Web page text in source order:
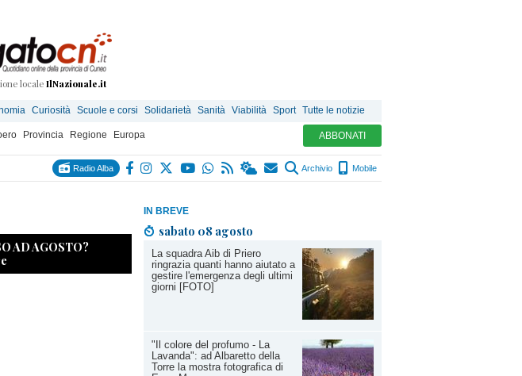
localeIlNazionale.it
Curiosità Scuole e corsi Solidarietà Sanità Viabilità Sport Tutte le notizie
Provincia Regione Europa ABBONATI
Radio Alba Archivio Mobile
IN BREVE
sabato 08 agosto
La squadra Aib di Priero
ringrazia quanti hanno aiutato a
gestire l'emergenza degli ultimi
giorni [FOTO]
"Il colore del profumo - La
Lavanda": ad Albaretto della
Torre la mostra fotografica di
AD AGOSTO?